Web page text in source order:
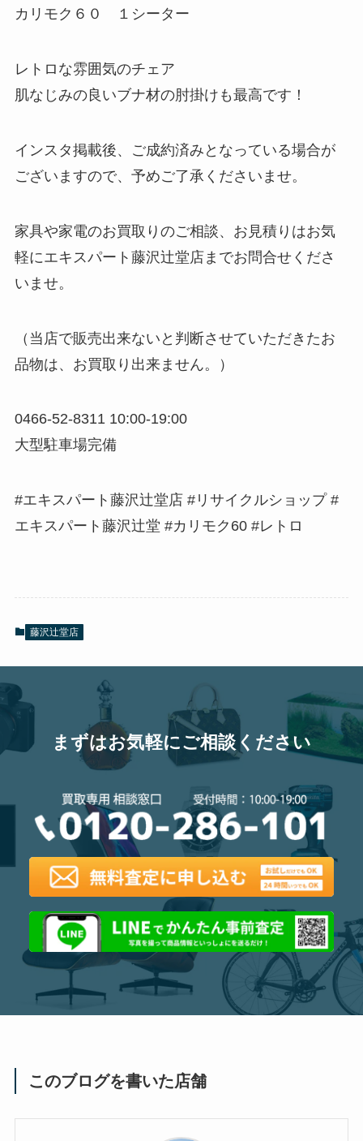
カリモク６０ １シーター
レトロな雰囲気のチェア
肌なじみの良いブナ材の肘掛けも最高です！
インスタ掲載後、ご成約済みとなっている場合が
ございますので、予めご了承くださいませ。
家具や家電のお買取りのご相談、お見積りはお気
軽にエキスパート藤沢辻堂店までお問合せくださ
いませ。
（当店で販売出来ないと判断させていただきたお
品物は、お買取り出来ません。）
0466-52-8311 10:00-19:00
大型駐車場完備
#エキスパート藤沢辻堂店 #リサイクルショップ #
エキスパート藤沢辻堂 #カリモク60 #レトロ
藤沢辻堂店
まずはお気軽にご相談ください
このブログを書いた店舗